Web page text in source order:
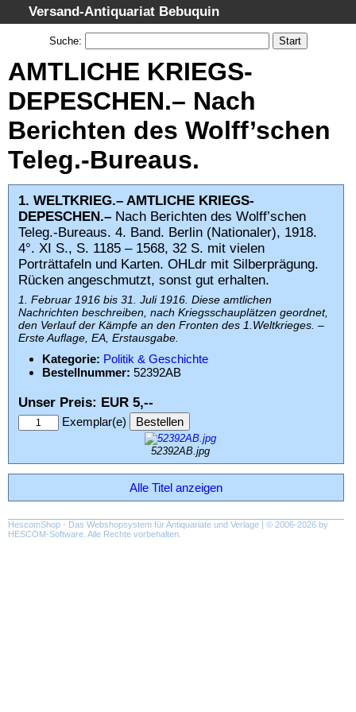
Versand-Antiquariat Bebuquin
Startseite
Suche
Schlagwörter
Gesamtbestand
Warenkorb
AGB
Widerruf
Datenschutz
Impressum
Suche:
AMTLICHE KRIEGS-
DEPESCHEN.– Nach
Berichten des Wolff’schen
Teleg.-Bureaus.
1. WELTKRIEG.– AMTLICHE KRIEGS-
DEPESCHEN.– Nach Berichten des Wolff’schen
Teleg.-Bureaus. 4. Band. Berlin (Nationaler), 1918.
4°. XI S., S. 1185 – 1568, 32 S. mit vielen
Porträttafeln und Karten. OHLdr mit Silberprägung.
Rücken angeschmutzt, sonst gut erhalten.
1. Februar 1916 bis 31. Juli 1916. Diese amtlichen
Nachrichten beschreiben, nach Kriegsschauplätzen geordnet,
den Verlauf der Kämpfe an den Fronten des 1.Weltkrieges. –
Erste Auflage, EA, Erstausgabe.
Kategorie: Politik & Geschichte
Bestellnummer: 52392AB
Unser Preis: EUR 5,--
Exemplar(e)
52392AB.jpg
Alle Titel anzeigen
HescomShop - Das Webshopsystem für Antiquariate und Verlage | © 2006-2026 by
HESCOM-Software . Alle Rechte vorbehalten.